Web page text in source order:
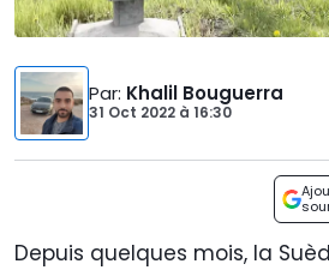
Par: Khalil Bouguerra
31 Oct 2022 à 16:30
Depuis quelques mois, la